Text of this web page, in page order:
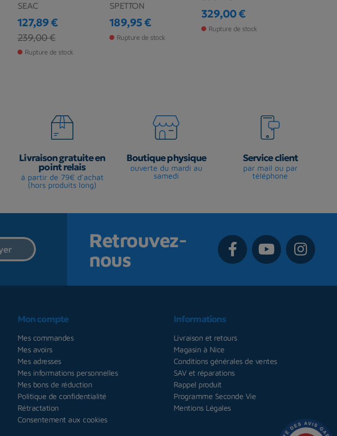
SEAC
Prix
127,89 €
Prix de base
239,00 €
Rupture de stock
SPETTON
Prix
189,95 €
Rupture de stock
Prix
329,00 €
Rupture de stock
Livraison gratuite en
point relais
à partir de 79€ d'achat
(hors produits long)
Boutique physique
ouverte du mardi au
samedi
Service client
par mail ou par
téléphone
Retrouvez-
nous
Mon compte
Mes commandes
Mes avoirs
Mes adresses
Mes informations personnelles
Mes bons de réduction
Politique de confidentialité
Rétractation
Consentement aux cookies
Informations
Livraison et retours
Magasin à Nice
Conditions générales de ventes
SAV et réparations
Rappel produit
Programme Seconde Vie
Mentions Légales